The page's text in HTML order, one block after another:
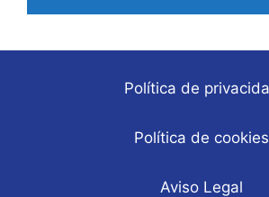
Política de
Política de cookies
Aviso Legal